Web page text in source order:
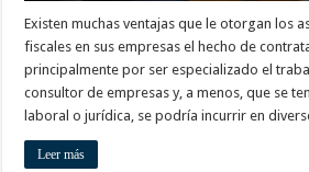
Existen muchas ventajas que le otorgan los
fiscales en sus empresas el hecho de
principalmente por ser especializado el
consultor de empresas y, a menos, que se
laboral o jurídica, se podría incurrir en
Leer más